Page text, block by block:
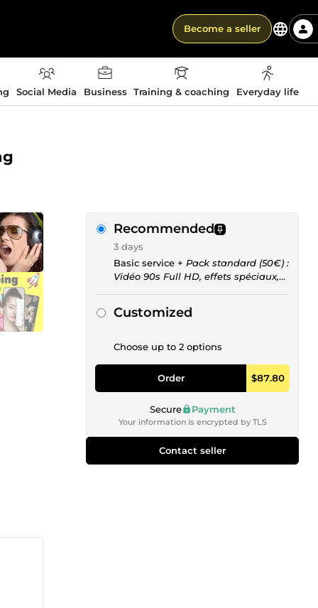
Become a seller
Social Media Business Training & coaching Everyday life
Recommended
3 days
Basic service + Pack standard (50€) :
Vidéo 90s Full HD, effets spéciaux,
Customized
Choose up to 2 options
Order $87.80
Secure Payment
Your information is encrypted by TLS
Contact seller